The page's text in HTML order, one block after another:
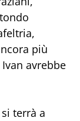
più
avrebbe
terrà a